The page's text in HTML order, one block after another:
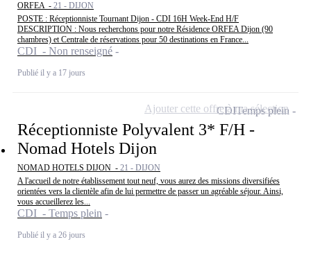
ORFEA - 21 - DIJON
POSTE : Réceptionniste Tournant Dijon - CDI 16H Week-End H/F
DESCRIPTION : Nous recherchons pour notre Résidence ORFEA Dijon (90
chambres) et Centrale de réservations pour 50 destinations en France...
CDI - Non renseigné
Publié il y a 17 jours
Réceptionniste Polyvalent 3* F/H -
Nomad Hotels Dijon
NOMAD HOTELS DIJON - 21 - DIJON
A l'accueil de notre établissement tout neuf, vous aurez des missions diversifiées
orientées vers la clientèle afin de lui permettre de passer un agréable séjour. Ainsi,
vous accueillerez les...
CDI - Temps plein
Publié il y a 26 jours
CDITemps plein
Ajouter cette offre à ma sélection